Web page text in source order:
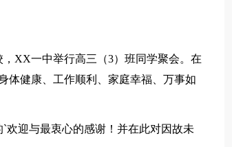
XX一中举行高三（3）班同学聚会。在
体健康、工作顺利、家庭幸福、万事如
欢迎与最衷心的感谢！并在此对因故未